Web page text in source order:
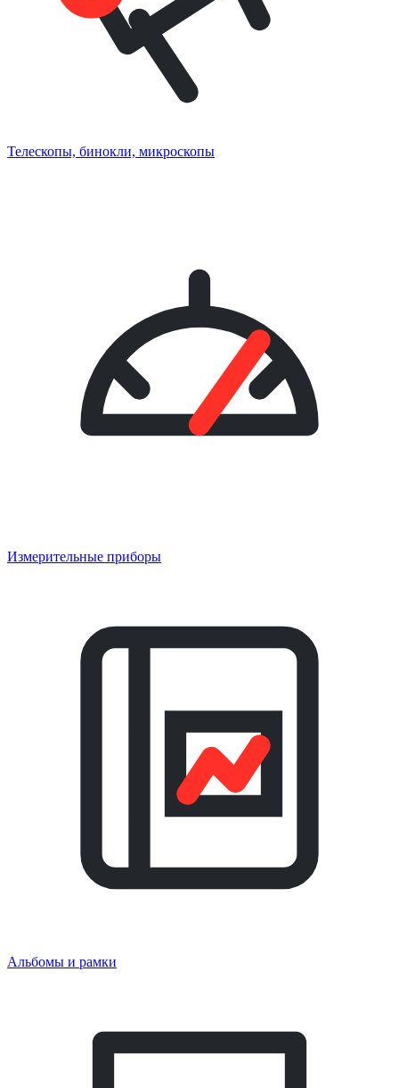
Телескопы, бинокли, микроскопы
Измерительные приборы
Альбомы и рамки